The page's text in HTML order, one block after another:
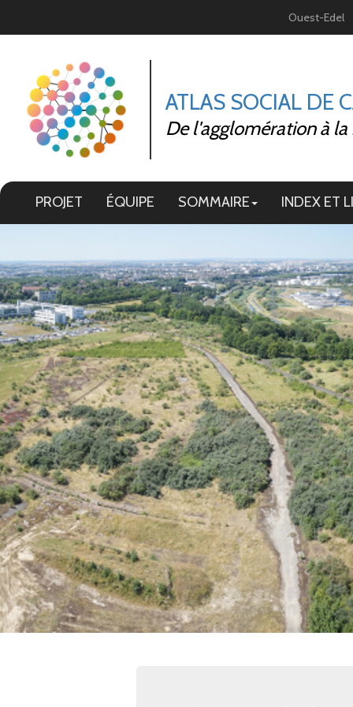
Ouest-Edel
ATLAS SOCIAL DE
De l'agglomération à
PROJET ÉQUIPE SOMMAIRE INDEX ET